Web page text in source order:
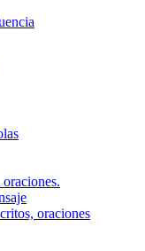
oraciones